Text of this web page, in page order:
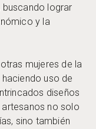
lograr
y la
mujeres de la
uso de
diseños
no solo
sino también